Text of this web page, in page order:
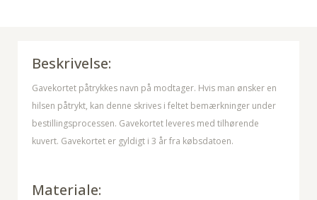
Beskrivelse:
Gavekortet påtrykkes navn på modtager. Hvis man ønsker en
hilsen påtrykt, kan denne skrives i feltet bemærkninger under
bestillingsprocessen. Gavekortet leveres med tilhørende
kuvert. Gavekortet er gyldigt i 3 år fra købsdatoen.
Materiale: